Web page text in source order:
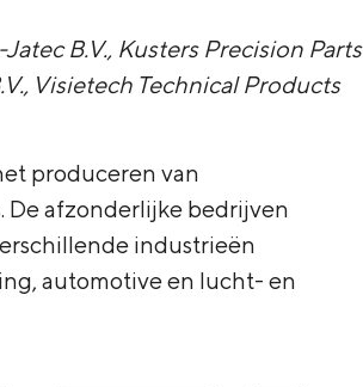
B.V., Kusters Precision Parts
, Visietech Technical Products
produceren van
De afzonderlijke bedrijven
industrieën
automotive en lucht- en